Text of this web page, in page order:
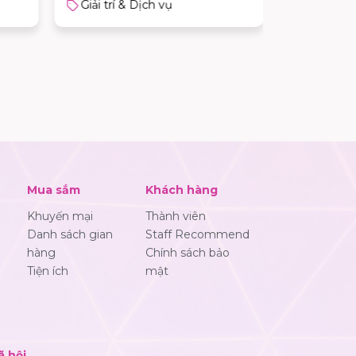
Giải trí & Dịch vụ
Mua sắm
Khuyến mại
Danh sách gian
hàng
Tiện ích
Khách hàng
Thành viên
Staff Recommend
Chính sách bảo
mật